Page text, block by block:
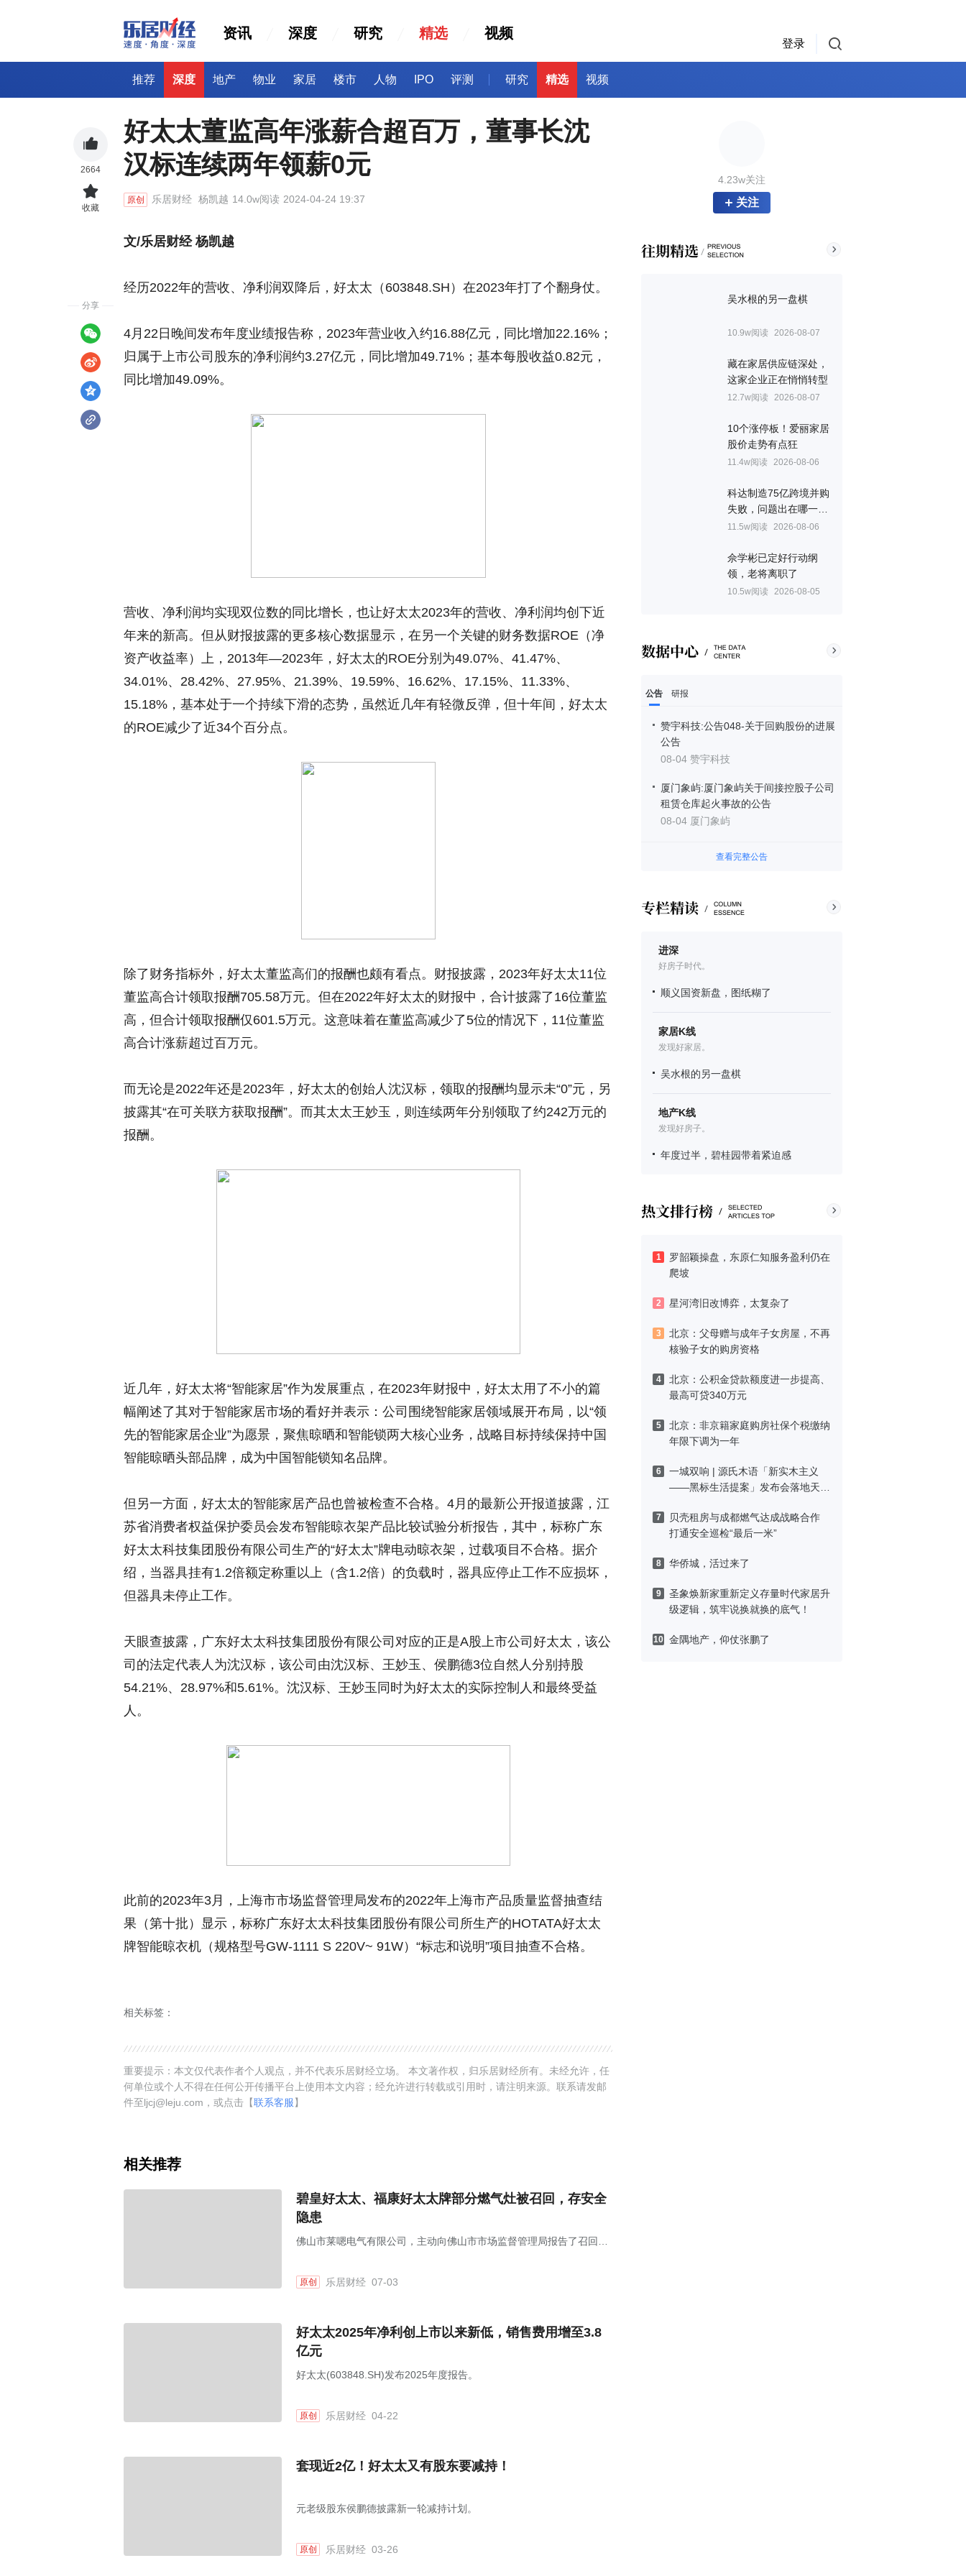
资讯 深度 研究 精选 视频
登录
推荐 深度 地产 物业 家居 楼市 人物 IPO 评测 研究 精选 视频
4.23w关注
关注
吴水根的另一盘棋
10.9w阅读 2026-08-07
藏在家居供应链深处，
这家企业正在悄悄转型
12.7w阅读 2026-08-07
10个涨停板！爱丽家居
股价走势有点狂
11.4w阅读 2026-08-06
科达制造75亿跨境并购
失败，问题出在哪一
关？
11.5w阅读 2026-08-06
佘学彬已定好行动纲
领，老将离职了
10.5w阅读 2026-08-05
公告 研报
赞宇科技:公告048-关于回购股份的进展
公告
08-04 赞宇科技
厦门象屿:厦门象屿关于间接控股子公司
租赁仓库起火事故的公告
08-04 厦门象屿
查看完整公告
进深
好房子时代。
顺义国资新盘，图纸糊了
家居K线
发现好家居。
吴水根的另一盘棋
地产K线
发现好房子。
年度过半，碧桂园带着紧迫感
1
罗韶颖操盘，东原仁知服务盈利仍在
爬坡
2 星河湾旧改博弈，太复杂了
3
北京：父母赠与成年子女房屋，不再
核验子女的购房资格
4
北京：公积金贷款额度进一步提高、
最高可贷340万元
5
北京：非京籍家庭购房社保个税缴纳
年限下调为一年
6
一城双响 | 源氏木语「新实木主义
——黑标生活提案」发布会落地天
7
贝壳租房与成都燃气达成战略合作
打通安全巡检“最后一米”
8 华侨城，活过来了
9
圣象焕新家重新定义存量时代家居升
级逻辑，筑牢说换就换的底气！
10 金隅地产，仰仗张鹏了
好太太董监高年涨薪合超百万，董事长沈
汉标连续两年领薪0元
原创 乐居财经 杨凯越 14.0w阅读 2024-04-24 19:37
文/乐居财经 杨凯越
经历2022年的营收、净利润双降后，好太太（603848.SH）在2023年打了个翻身仗。
4月22日晚间发布年度业绩报告称，2023年营业收入约16.88亿元，同比增加22.16%；
归属于上市公司股东的净利润约3.27亿元，同比增加49.71%；基本每股收益0.82元，
同比增加49.09%。
营收、净利润均实现双位数的同比增长，也让好太太2023年的营收、净利润均创下近
年来的新高。但从财报披露的更多核心数据显示，在另一个关键的财务数据ROE（净
资产收益率）上，2013年—2023年，好太太的ROE分别为49.07%、41.47%、
34.01%、28.42%、27.95%、21.39%、19.59%、16.62%、17.15%、11.33%、
15.18%，基本处于一个持续下滑的态势，虽然近几年有轻微反弹，但十年间，好太太
的ROE减少了近34个百分点。
除了财务指标外，好太太董监高们的报酬也颇有看点。财报披露，2023年好太太11位
董监高合计领取报酬705.58万元。但在2022年好太太的财报中，合计披露了16位董监
高，但合计领取报酬仅601.5万元。这意味着在董监高减少了5位的情况下，11位董监
高合计涨薪超过百万元。
而无论是2022年还是2023年，好太太的创始人沈汉标，领取的报酬均显示未“0”元，另
披露其“在可关联方获取报酬”。而其太太王妙玉，则连续两年分别领取了约242万元的
报酬。
近几年，好太太将“智能家居”作为发展重点，在2023年财报中，好太太用了不小的篇
幅阐述了其对于智能家居市场的看好并表示：公司围绕智能家居领域展开布局，以“领
先的智能家居企业”为愿景，聚焦晾晒和智能锁两大核心业务，战略目标持续保持中国
智能晾晒头部品牌，成为中国智能锁知名品牌。
但另一方面，好太太的智能家居产品也曾被检查不合格。4月的最新公开报道披露，江
苏省消费者权益保护委员会发布智能晾衣架产品比较试验分析报告，其中，标称广东
好太太科技集团股份有限公司生产的“好太太”牌电动晾衣架，过载项目不合格。据介
绍，当器具挂有1.2倍额定称重以上（含1.2倍）的负载时，器具应停止工作不应损坏，
但器具未停止工作。
天眼查披露，广东好太太科技集团股份有限公司对应的正是A股上市公司好太太，该公
司的法定代表人为沈汉标，该公司由沈汉标、王妙玉、侯鹏德3位自然人分别持股
54.21%、28.97%和5.61%。沈汉标、王妙玉同时为好太太的实际控制人和最终受益
人。
此前的2023年3月，上海市市场监督管理局发布的2022年上海市产品质量监督抽查结
果（第十批）显示，标称广东好太太科技集团股份有限公司所生产的HOTATA好太太
牌智能晾衣机（规格型号GW-1111 S 220V~ 91W）“标志和说明”项目抽查不合格。
相关标签：
重要提示：本文仅代表作者个人观点，并不代表乐居财经立场。 本文著作权，归乐居财经所有。未经允许，任
何单位或个人不得在任何公开传播平台上使用本文内容；经允许进行转载或引用时，请注明来源。联系请发邮
件至ljcj@leju.com，或点击【联系客服】
相关推荐
碧皇好太太、福康好太太牌部分燃气灶被召回，存安全
隐患
佛山市莱嗯电气有限公司，主动向佛山市市场监督管理局报告了召回计
原创 乐居财经 07-03
好太太2025年净利创上市以来新低，销售费用增至3.8
亿元
好太太(603848.SH)发布2025年度报告。
原创 乐居财经 04-22
套现近2亿！好太太又有股东要减持！
元老级股东侯鹏德披露新一轮减持计划。
原创 乐居财经 03-26
2664
收藏
分享